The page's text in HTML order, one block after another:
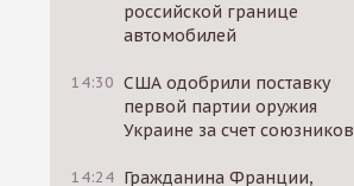
российской границе
автомобилей
14:30 США одобрили поставку
первой партии оружия
Украине за счет союзников
14:24 Гражданина Франции,